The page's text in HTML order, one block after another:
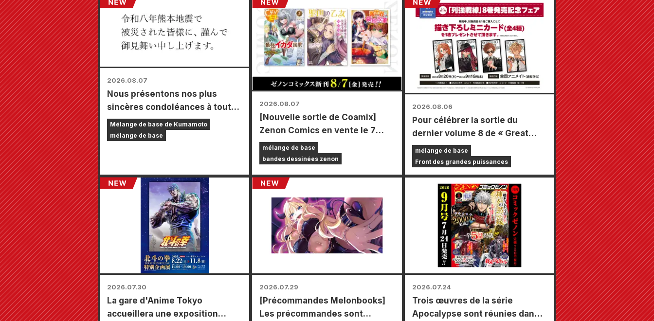
2026.08.07
Nous présentons nos plus
sincères condoléances à toutes
les personnes touchées par le
tremblement de terre de
Mélange de base de Kumamoto
mélange de base
2026.08.07
[Nouvelle sortie de Coamix]
Zenon Comics en vente le 7
août (vendredi) !
mélange de base
bandes dessinées zenon
2026.08.06
Pour célébrer la sortie du
dernier volume 8 de « Great
Powers Frontline », une foire à
durée limitée se tiendra dans
les magasins Animate à travers
le pays à partir du 20 août, où
vous pourrez obtenir une mini-
carte spécialement dessinée (4
types au total) !
mélange de base
Front des grandes puissances
2026.07.30
La gare d'Anime Tokyo
accueillera une exposition
2026.07.29
[Précommandes Melonbooks]
Les précommandes sont
2026.07.24
Trois œuvres de la série
Apocalypse sont réunies dans